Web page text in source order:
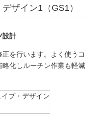
ザイン1（GS1）
設計
を行います。よく使うコ
化しルーチン作業も軽減